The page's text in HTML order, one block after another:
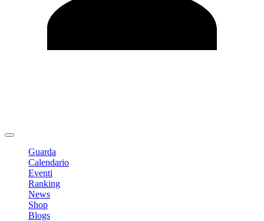
Guarda
Calendario
Eventi
Ranking
News
Shop
Blogs